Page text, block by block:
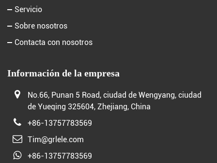
Servicio
Sobre nosotros
Contacta con nosotros
Información de la empresa
No.66, Punan 5 Road, ciudad de Wengyang, ciudad
de Yueqing 325604, Zhejiang, China
+86-13757783569
Tim@grlele.com
+86-13757783569